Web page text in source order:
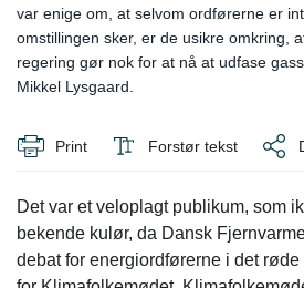
var enige om, at selvom ordførerne er
omstillingen sker, er de usikre omkring,
regering gør nok for at nå at udfase
Mikkel Lysgaard.
Print Forstør tekst
Det var et veloplagt publikum, som
bekende kulør, da Dansk
debat for energiordførerne i det